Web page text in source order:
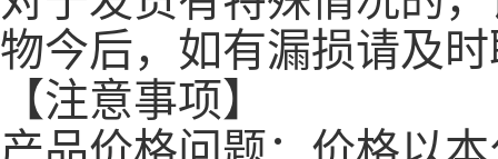
物今后，如有漏损请及
【注意事项】